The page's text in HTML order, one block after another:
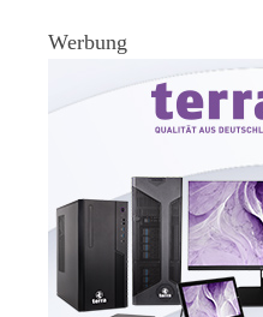
Werbung